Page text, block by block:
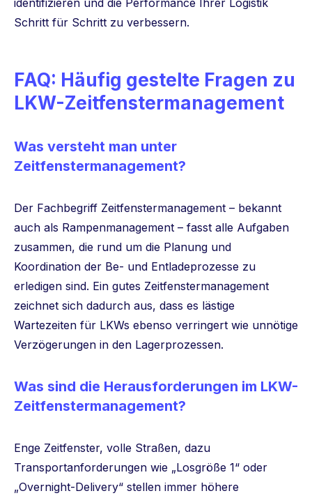
Schritt für Schritt zu verbessern.
FAQ: Häufig gestelte Fragen zu
LKW-Zeitfenstermanagement
Was versteht man unter
Zeitfenstermanagement?
Der Fachbegriff Zeitfenstermanagement – bekannt
auch als Rampenmanagement – fasst alle Aufgaben
zusammen, die rund um die Planung und
Koordination der Be- und Entladeprozesse zu
erledigen sind. Ein gutes Zeitfenstermanagement
zeichnet sich dadurch aus, dass es lästige
Wartezeiten für LKWs ebenso verringert wie unnötige
Verzögerungen in den Lagerprozessen.
Was sind die Herausforderungen im LKW-
Zeitfenstermanagement?
Enge Zeitfenster, volle Straßen, dazu
Transportanforderungen wie „Losgröße 1“ oder
„Overnight-Delivery“ stellen immer höhere